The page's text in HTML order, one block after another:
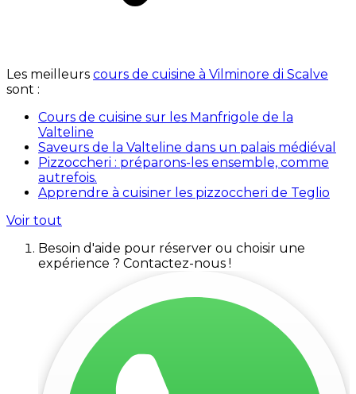
Les meilleurs cours de cuisine à Vilminore di Scalve
sont :
Cours de cuisine sur les Manfrigole de la
Valteline
Saveurs de la Valteline dans un palais médiéval
Pizzoccheri : préparons-les ensemble, comme
autrefois.
Apprendre à cuisiner les pizzoccheri de Teglio
Voir tout
Besoin d'aide pour réserver ou choisir une
expérience ? Contactez-nous !